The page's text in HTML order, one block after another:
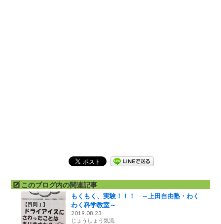
このブログ内の関連記事
もくもく、実験！！！ ～上田自由塾・わく
わく科学教室～
2019.08.23
じょうしょう気流